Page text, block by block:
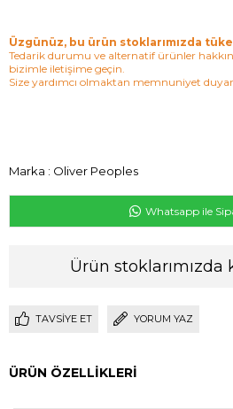
Üzgünüz, bu ürün stoklarımızda
Tedarik durumu ve alternatif ürünler
bizimle iletişime geçin.
Size yardımcı olmaktan memnuniyet
Marka : Oliver Peoples
Whatsapp ile
Ürün stoklarımızda
TAVSIYE ET YORUM YAZ
ÜRÜN ÖZELLIKLERI